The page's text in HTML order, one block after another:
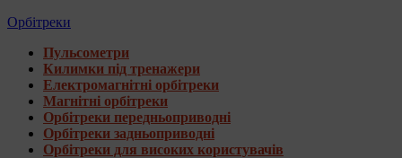
Орбітреки
Пульсометри
Килимки під тренажери
Електромагнітні орбітреки
Магнітні орбітреки
Орбітреки передньоприводні
Орбітреки задньоприводні
Орбітреки для високих користувачів